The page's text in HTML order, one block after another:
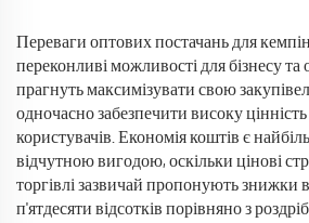
Переваги оптових постачань для
переконливі можливості для бізнесу та
прагнуть максимізувати свою
одночасно забезпечити високу
користувачів. Економія коштів є
відчутною вигодою, оскільки цінові
торгівлі зазвичай пропонують знижки
п'ятдесяти відсотків порівняно з